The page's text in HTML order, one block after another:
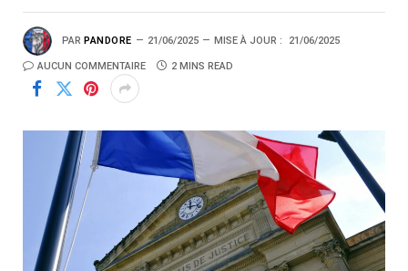
PAR PANDORE 21/06/2025 MISE À JOUR : 21/06/2025
AUCUN COMMENTAIRE 2 MINS READ